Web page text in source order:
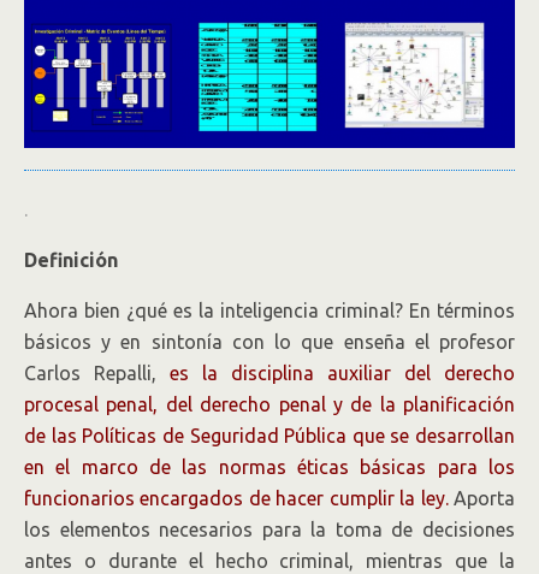
.
Definición
Ahora bien ¿qué es la inteligencia criminal? En términos
básicos y en sintonía con lo que enseña el profesor
Carlos Repalli, es la disciplina auxiliar del derecho
procesal penal, del derecho penal y de la planificación
de las Políticas de Seguridad Pública que se desarrollan
en el marco de las normas éticas básicas para los
funcionarios encargados de hacer cumplir la ley.Aporta
los elementos necesarios para la toma de decisiones
antes o durante el hecho criminal, mientras que la